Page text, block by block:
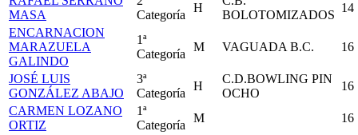
MASA
Categoría
H
BOLOTOMIZADOS
14
ENCARNACION
MARAZUELA
GALINDO
1ª
Categoría
M VAGUADA B.C. 16
JOSÉ LUIS
GONZÁLEZ ABAJO
3ª
Categoría
H
C.D.BOWLING PIN
OCHO
16
CARMEN LOZANO
ORTIZ
1ª
Categoría
M
16